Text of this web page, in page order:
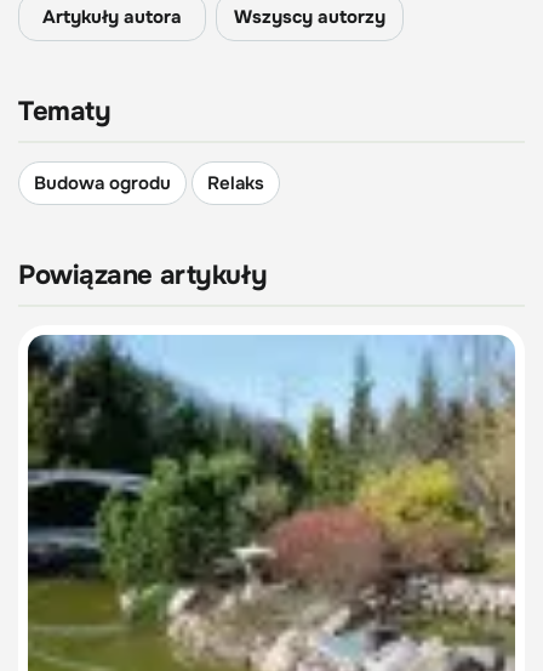
Artykuły autora Wszyscy autorzy
Tematy
Budowa ogrodu Relaks
Powiązane artykuły